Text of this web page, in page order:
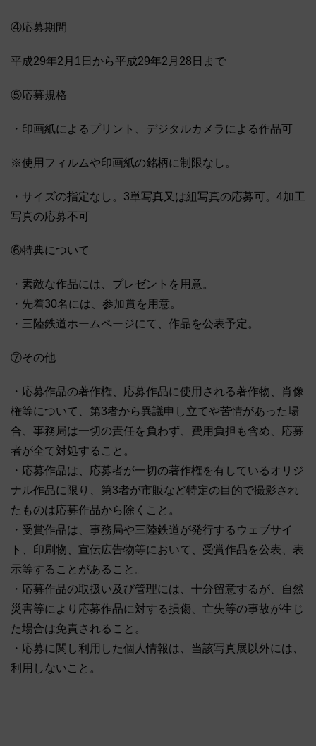
④応募期間
平成29年2月1日から平成29年2月28日まで
⑤応募規格
・印画紙によるプリント、デジタルカメラによる作品可
※使用フィルムや印画紙の銘柄に制限なし。
・サイズの指定なし。3単写真又は組写真の応募可。4加工
写真の応募不可
⑥特典について
・素敵な作品には、プレゼントを用意。
・先着30名には、参加賞を用意。
・三陸鉄道ホームページにて、作品を公表予定。
⑦その他
・応募作品の著作権、応募作品に使用される著作物、肖像
権等について、第3者から異議申し立てや苦情があった場
合、事務局は一切の責任を負わず、費用負担も含め、応募
者が全て対処すること。
・応募作品は、応募者が一切の著作権を有しているオリジ
ナル作品に限り、第3者が市販など特定の目的で撮影され
たものは応募作品から除くこと。
・受賞作品は、事務局や三陸鉄道が発行するウェブサイ
ト、印刷物、宣伝広告物等において、受賞作品を公表、表
示等することがあること。
・応募作品の取扱い及び管理には、十分留意するが、自然
災害等により応募作品に対する損傷、亡失等の事故が生じ
た場合は免責されること。
・応募に関し利用した個人情報は、当該写真展以外には、
利用しないこと。